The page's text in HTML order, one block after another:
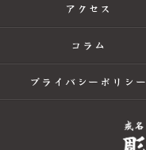
アクセス
コラム
プライバシーポリシー